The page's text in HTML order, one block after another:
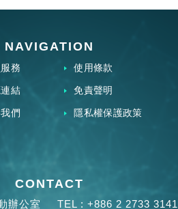
NAVIGATION
務
結
們
使用條款
免責聲明
隱私權保護政策
CONTACT
辦公室 TEL : +886 2 2733 3141